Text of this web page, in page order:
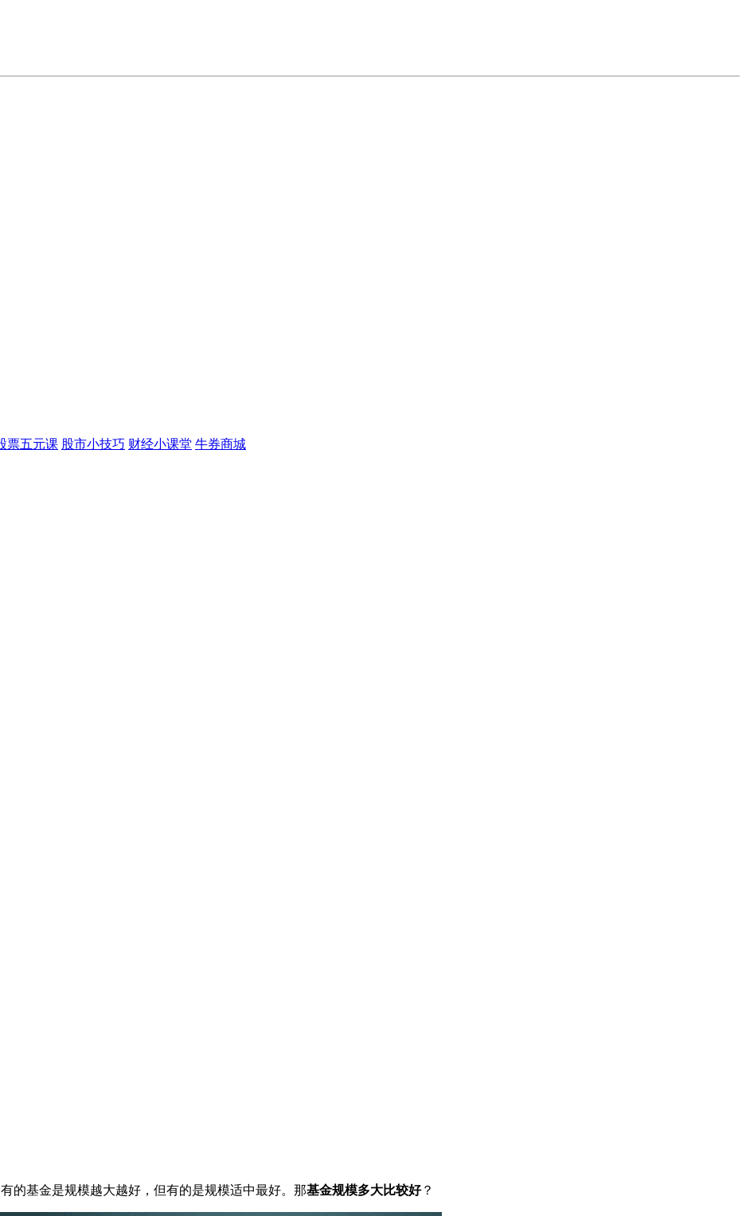
票五元课 股市小技巧 财经小课堂 牛券商城
基金是规模越大越好，但有的是规模适中最好。那基金规模多大比较好？